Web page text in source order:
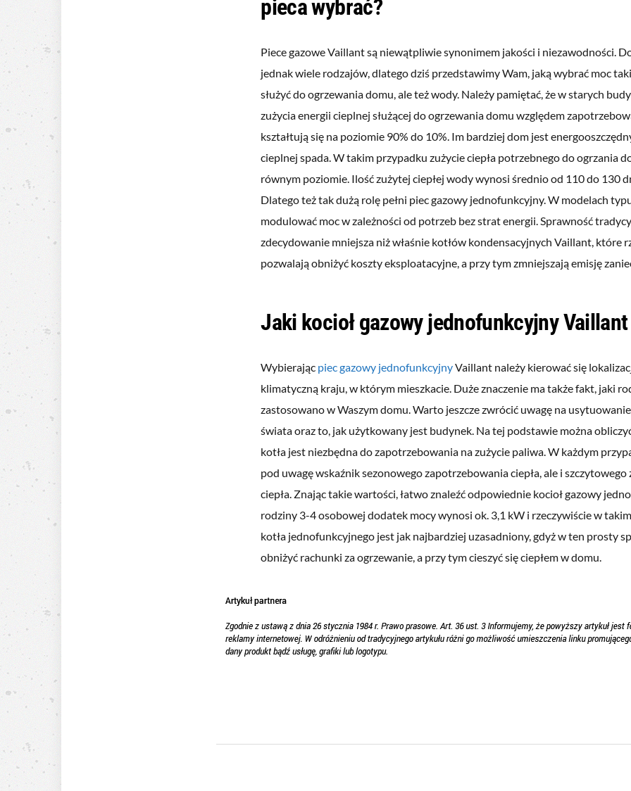
pieca wybrać?
Piece gazowe Vaillant są niewątpliwie synonimem jakości i niezawodności.
jednak wiele rodzajów, dlatego dziś przedstawimy Wam, jaką wybrać moc
służyć do ogrzewania domu, ale też wody. Należy pamiętać, że w starych
zużycia energii cieplnej służącej do ogrzewania domu względem
kształtują się na poziomie 90% do 10%. Im bardziej dom jest
cieplnej spada. W takim przypadku zużycie ciepła potrzebnego do ogrzania
równym poziomie. Ilość zużytej ciepłej wody wynosi średnio od 110 do 130
Dlatego też tak dużą rolę pełni piec gazowy jednofunkcyjny. W modelach
modulować moc w zależności od potrzeb bez strat energii. Sprawność
zdecydowanie mniejsza niż właśnie kotłów kondensacyjnych Vaillant, które
pozwalają obniżyć koszty eksploatacyjne, a przy tym zmniejszają emisję
Jaki kocioł gazowy jednofunkcyjny
Wybierając piec gazowy jednofunkcyjnyVaillant należy kierować się
klimatyczną kraju, w którym mieszkacie. Duże znaczenie ma także fakt, jaki
zastosowano w Waszym domu. Warto jeszcze zwrócić uwagę na
świata oraz to, jak użytkowany jest budynek. Na tej podstawie można
kotła jest niezbędna do zapotrzebowania na zużycie paliwa. W każdym
pod uwagę wskaźnik sezonowego zapotrzebowania ciepła, ale i
ciepła. Znając takie wartości, łatwo znaleźć odpowiednie kocioł gazowy
rodziny 3-4 osobowej dodatek mocy wynosi ok. 3,1 kW i rzeczywiście w
kotła jednofunkcyjnego jest jak najbardziej uzasadniony, gdyż w ten prosty
obniżyć rachunki za ogrzewanie, a przy tym cieszyć się ciepłem w domu.